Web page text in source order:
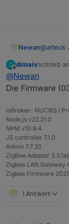
Newan@arteck
Log:
D
Offline
dimaivschrieb
zuletzt
@Newan
Die Firmware
ioBroker- NUC8i3 /
Node.js v22.21.0
NPM v10.9.4
JS controller 7.1.0
Admin 7.7.20
ZigBee Adapter
Zigbee LAN Gateway
Zigbee Firmware
1 Antwort